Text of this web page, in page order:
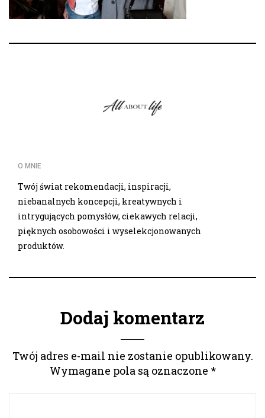
O MNIE
Twój świat rekomendacji, inspiracji,
niebanalnych koncepcji, kreatywnych i
intrygujących pomysłów, ciekawych relacji,
pięknych osobowości i wyselekcjonowanych
produktów.
Dodaj komentarz
Twój adres e-mail nie zostanie opublikowany.
Wymagane pola są oznaczone *